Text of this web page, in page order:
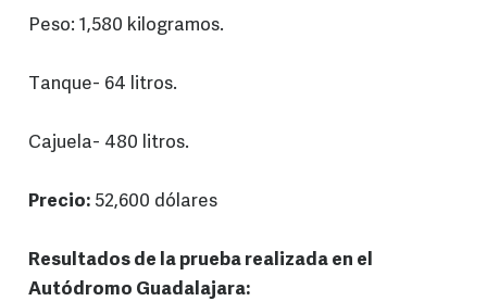
Peso: 1,580 kilogramos.
Tanque- 64 litros.
Cajuela- 480 litros.
Precio: 52,600 dólares
Resultados de la prueba realizada en el
Autódromo Guadalajara: